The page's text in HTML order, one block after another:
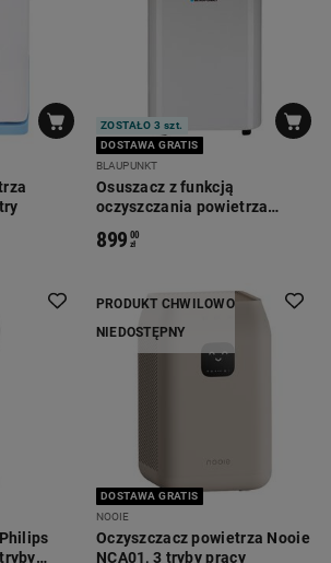
ZOSTAŁO 3 szt.
DOSTAWA GRATIS
BLAUPUNKT
Osuszacz z funkcją
oczyszczania powietrza
899 00
zł
PRODUKT CHWILOWO
NIEDOSTĘPNY
DOSTAWA GRATIS
NOOIE
Oczyszczacz powietrza Nooie
NCA01, 3 tryby pracy